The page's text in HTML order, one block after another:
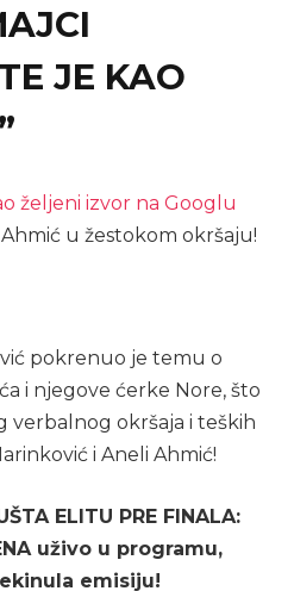
JE KAO
željeni izvor na Googlu
u žestokom okršaju!
pokrenuo je temu o
i njegove ćerke Nore, što
verbalnog okršaja i teških
i Aneli Ahmić!
ELITU PRE FINALA:
uživo u programu,
emisiju!